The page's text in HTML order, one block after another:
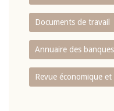
Documents de travail
Annuaire des
Revue économique